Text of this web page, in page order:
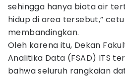
sehingga hanya biota air
hidup di area tersebut,”
membandingkan.
Oleh karena itu, Dekan
Analitika Data (FSAD) ITS
bahwa seluruh rangkaian